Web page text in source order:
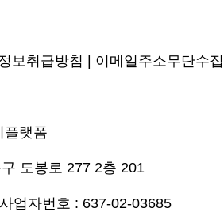
보취급방침 이메일주소무단수
플랫폼
도봉로 277 2층 201
업자번호 : 637-02-03685